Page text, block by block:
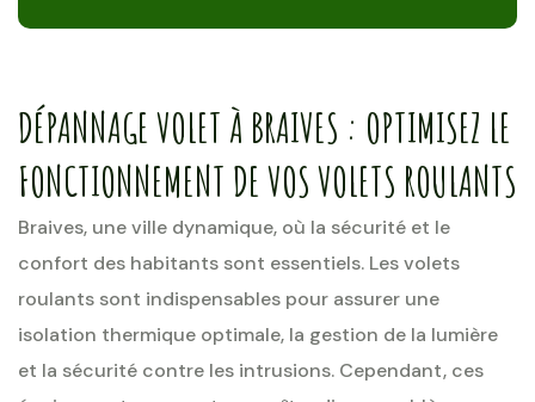
DÉPANNAGE VOLET À BRAIVES : OPTIMISEZ LE
FONCTIONNEMENT DE VOS VOLETS ROULANTS
Braives, une ville dynamique, où la sécurité et le
confort des habitants sont essentiels. Les volets
roulants sont indispensables pour assurer une
isolation thermique optimale, la gestion de la lumière
et la sécurité contre les intrusions. Cependant, ces